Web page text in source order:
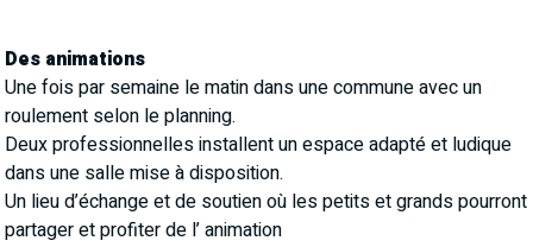
Des animations
Une fois par semaine le matin dans une commune avec un
roulement selon le planning.
Deux professionnelles installent un espace adapté et ludique
dans une salle mise à disposition.
Un lieu d’échange et de soutien où les petits et grands pourront
partager et profiter de l’ animation